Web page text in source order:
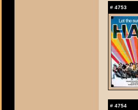
# 4753
# 4754